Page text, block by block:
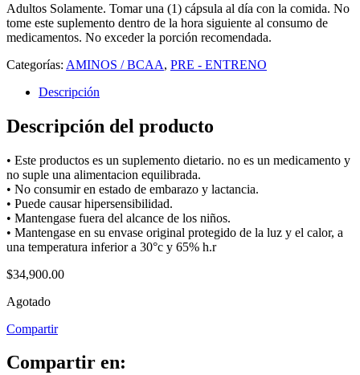
Adultos Solamente. Tomar una (1) cápsula al día con la comida. No
tome este suplemento dentro de la hora siguiente al consumo de
medicamentos. No exceder la porción recomendada.
Categorías: AMINOS / BCAA, PRE - ENTRENO
Descripción
Descripción del producto
• Este productos es un suplemento dietario. no es un medicamento y
no suple una alimentacion equilibrada.
• No consumir en estado de embarazo y lactancia.
• Puede causar hipersensibilidad.
• Mantengase fuera del alcance de los niños.
• Mantengase en su envase original protegido de la luz y el calor, a
una temperatura inferior a 30°c y 65% h.r
$34,900.00
Agotado
Compartir
Compartir en: